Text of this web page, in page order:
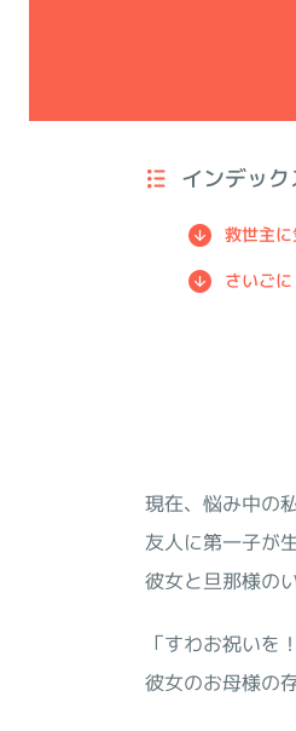
インデック
救世主に
さいごに
現在、悩み中の
友人に第一子が
彼女と旦那様の
「すわお祝いを
彼女のお母様の